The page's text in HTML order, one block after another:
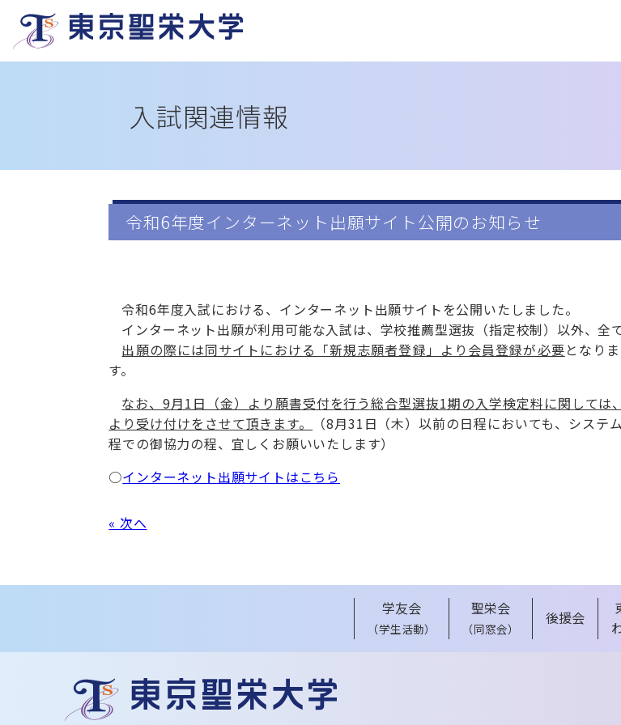
入試関連情報
令和6年度インターネット出願サイト公開のお知らせ
令和6年度入試における、インターネット出願サイトを公開いたしました。
インターネット出願が利用可能な入試は、学校推薦型選抜（指定校制）以外、全
出願の際には同サイトにおける「新規志願者登録」より会員登録が必要となり
す。
なお、9月1日（金）より願書受付を行う総合型選抜1期の入学検定料に関しては
より受け付けをさせて頂きます。
（8月31日（木）以前の日程においても、シス
程での御協力の程、宜しくお願いいたします）
○インターネット出願サイトはこちら
« 次へ
学友会
（学生活動）
聖栄会
（同窓会）
後援会